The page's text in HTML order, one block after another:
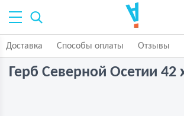
Доставка Способы оплаты Отзывы
Герб Северной Осетии 42